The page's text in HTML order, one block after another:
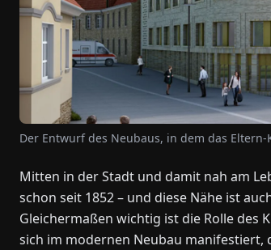
Der Entwurf des Neubaus, in dem das
Mitten in der Stadt und damit nah am
schon seit 1852 – und diese Nähe ist
Gleichermaßen wichtig ist die Rolle des
sich im modernen Neubau manifestiert,